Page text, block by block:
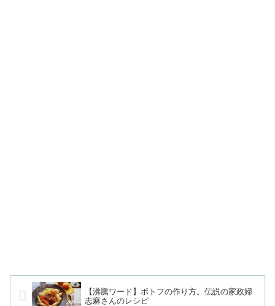
【沸騰ワード】ポトフの作り方。伝説の家政婦
志麻さんのレシピ